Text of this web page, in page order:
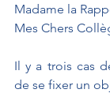
Madame la
Mes Chers
Il y a trois cas
de se fixer un